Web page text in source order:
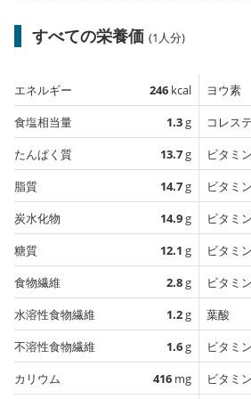
すべての栄養価 (1人分)
エネルギー 246 kcal
食塩相当量
1.3g
たんぱく質
13.7g
脂質
14.7g
炭水化物
14.9g
糖質
12.1 g
食物繊維
2.8g
水溶性食物繊維
1.2g
不溶性食物繊維
1.6g
カリウム
416 mg
ヨウ素
コレス
ビタミ
ビタミ
ビタミ
ビタミ
ビタミ
葉酸
ビタミ
ビタミ